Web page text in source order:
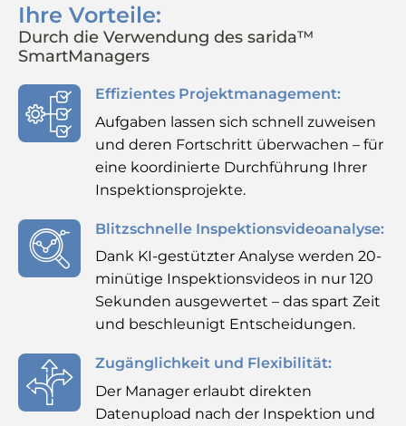
Ihre Vorteile:
Durch die Verwendung des sarida™
SmartManagers
Effizientes Projektmanagement:
Aufgaben lassen sich schnell zuweisen
und deren Fortschritt überwachen – für
eine koordinierte Durchführung Ihrer
Inspektionsprojekte.
Blitzschnelle Inspektionsvideoanalyse:
Dank KI-gestützter Analyse werden 20-
minütige Inspektionsvideos in nur 120
Sekunden ausgewertet – das spart Zeit
und beschleunigt Entscheidungen.
Zugänglichkeit und Flexibilität:
Der Manager erlaubt direkten
Datenupload nach der Inspektion und